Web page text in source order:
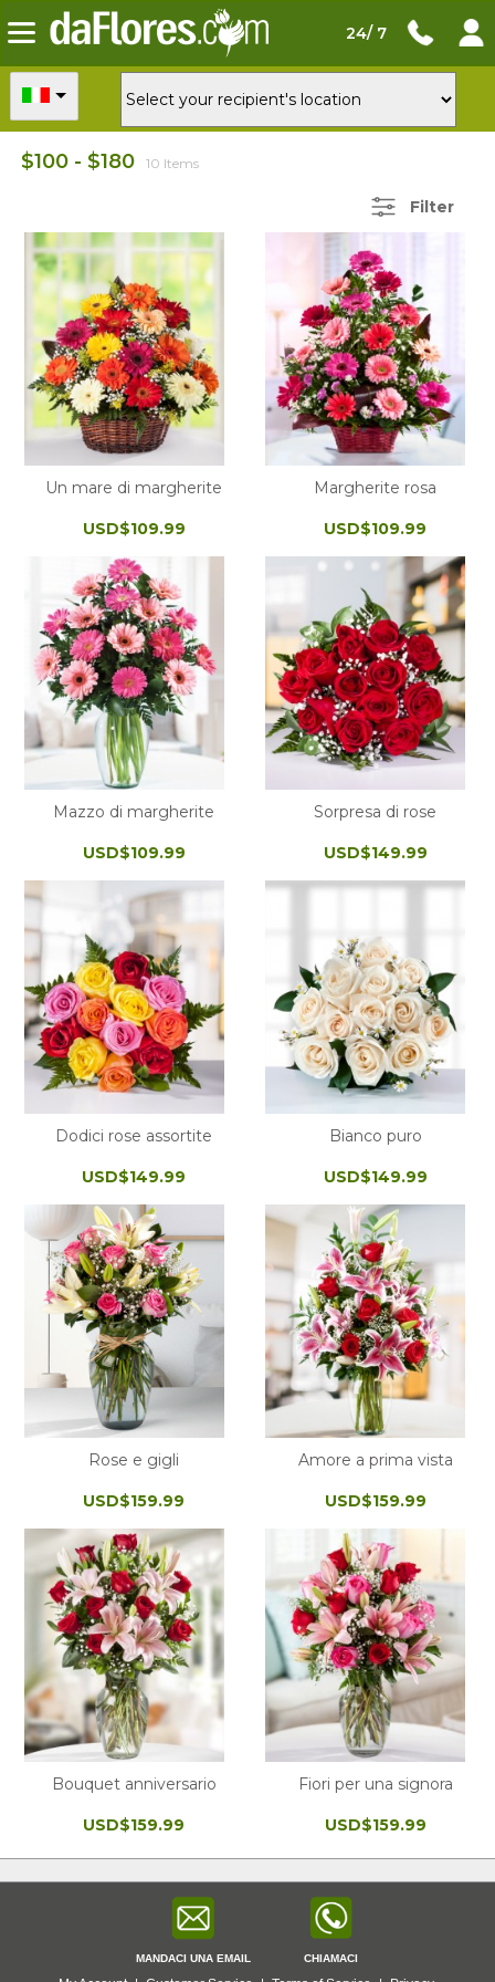
24/ 7
$100 - $180 10 Items
Filter
Un mare di margherite
USD$109.99
Margherite rosa
USD$109.99
Mazzo di margherite
USD$109.99
Sorpresa di rose
USD$149.99
Dodici rose assortite
USD$149.99
Bianco puro
USD$149.99
Rose e gigli
USD$159.99
Amore a prima vista
USD$159.99
Bouquet anniversario
USD$159.99
Fiori per una signora
USD$159.99
MANDACI UNA EMAIL CHIAMACI